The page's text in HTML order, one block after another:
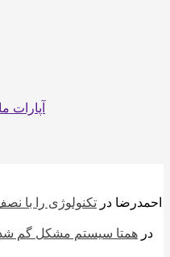
آپارات
احمدرضا در تکنولوژی را با
در همتا سیستم مشکل گم